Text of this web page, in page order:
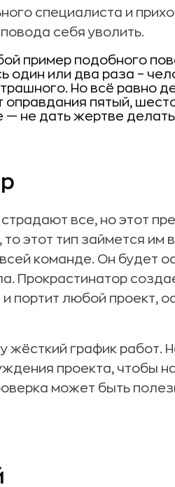
специалиста и
себя уволить.
пример подобного
один или два раза –
Но всё равно
оправдания пятый,
— не дать жертве
все, но этот
этот тип займется им
команде. Он будет
Прокрастинатор
портит любой проект,
жёсткий график работ.
проекта, чтобы
может быть